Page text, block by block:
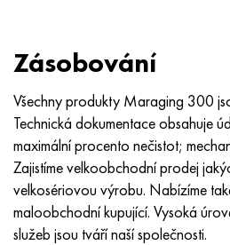
Zásobování
Všechny produkty Maraging 300
Technická dokumentace obsahuje
maximální procento nečistot;
Zajistíme velkoobchodní prodej
velkosériovou výrobu. Nabízíme
maloobchodní kupující. Vysoká
služeb jsou tváří naší společnosti.
Multimet n155
Nicrofer 5923 hMo
Nicrofer 6030
Nitronik 40
Nitronik 50
68NKhVKTYu
79NM, Magnifer 7904
80NM
80NMV-VI
80 NHS
XN70YU
HN75 MBTYu
XN75TBYu
XN77TYu
XN77TYUR
TL5
V 6
TS-6
14 titan
SP -17
1,4570-aisi303Cu
1.4574 - Slitina PH 15-7 Mo®
1.4580 - AISI 316Cb
1,4597 - AISI 204Cu
Slitina 28 - 1,4563
18X11MNFB
18X12VMBFR
20X12VNMF
20H3MMF
21NKMT
30hgs, 30hgs
30hgsa, 30hgsa
30hgsn2a, 30hgsna
30xn2ma, 30CrNiMo8
30хн3а, 31nicr14